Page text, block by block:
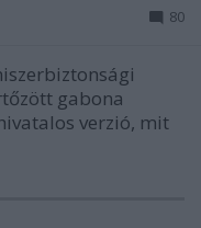
80
gabona
verzió, mit